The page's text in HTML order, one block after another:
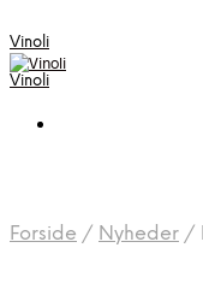
Vinoli
Vinoli
Forside / Nyheder /